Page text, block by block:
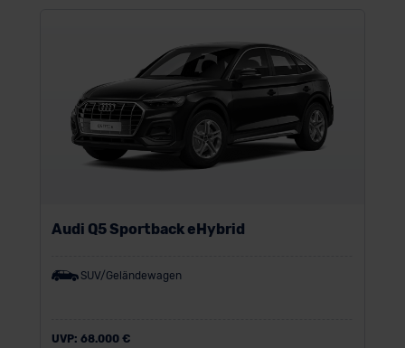
Audi Q5 Sportback eHybrid
SUV/Geländewagen
UVP: 68.000 €